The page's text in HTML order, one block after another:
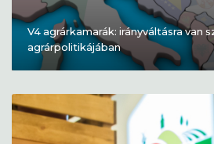
V4 agrárkamarák: irányváltásra van
agrárpolitikájában